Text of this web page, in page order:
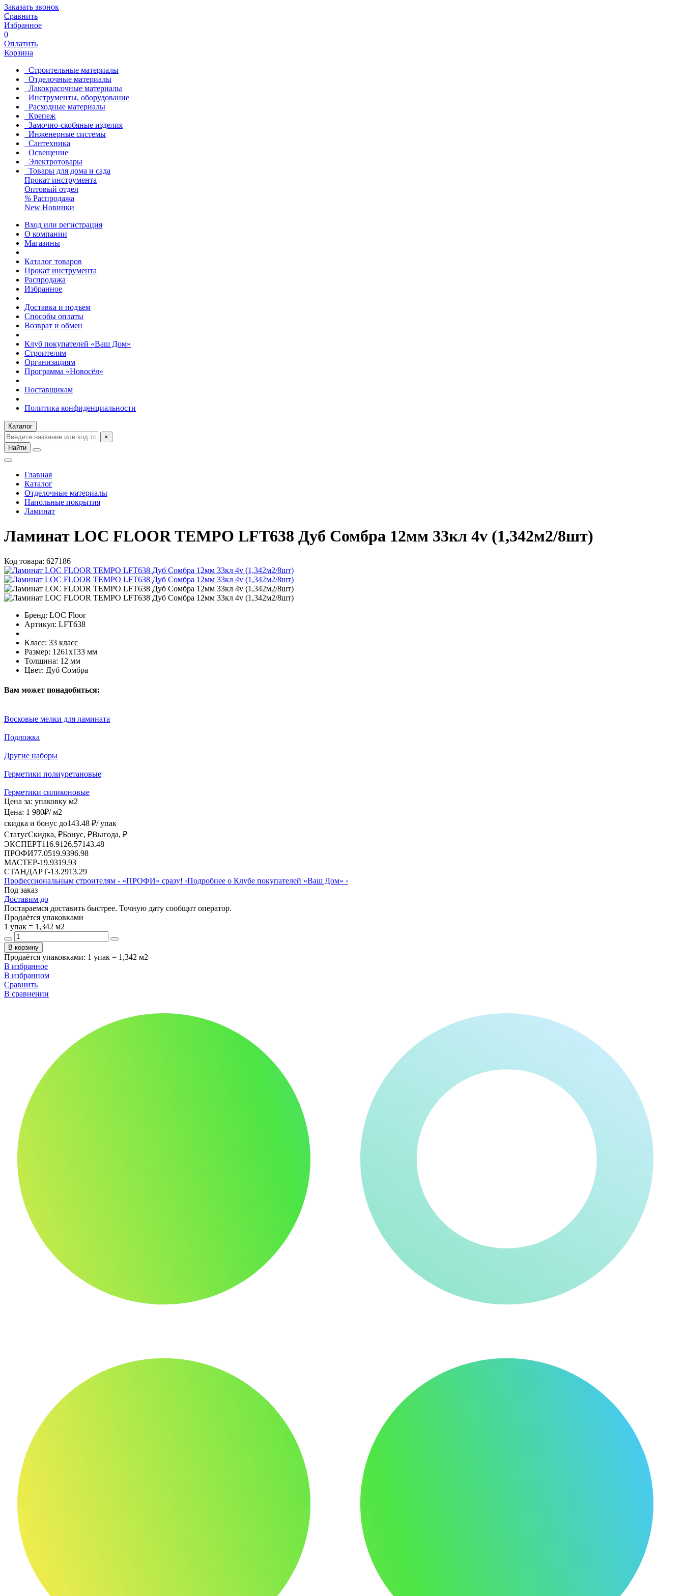
Заказать звонок
Сравнить
Избранное
0
Оплатить
Корзина
Строительные материалы
Отделочные материалы
Лакокрасочные материалы
Инструменты, оборудование
Расходные материалы
Крепеж
Замочно-скобяные изделия
Инженерные системы
Сантехника
Освещение
Электротовары
Товары для дома и сада
Прокат инструмента
Оптовый отдел
% Распродажа
New Новинки
Вход или регистрация
О компании
Магазины
Каталог товаров
Прокат инструмента
Распродажа
Избранное
Доставка и подъем
Способы оплаты
Возврат и обмен
Клуб покупателей «Ваш Дом»
Строителям
Организациям
Программа «Новосёл»
Поставщикам
Политика конфиденциальности
Каталог
×
Найти
Главная
Каталог
Отделочные материалы
Напольные покрытия
Ламинат
Ламинат LOC FLOOR TEMPO LFT638 Дуб Сомбра 12мм 33кл 4v (1,342м2/8шт)
Код товара: 627186
Бренд: LOC Floor
Артикул: LFT638
Класс: 33 класс
Размер: 1261x133 мм
Толщина: 12 мм
Цвет: Дуб Сомбра
Вам может понадобиться:
Восковые мелки для ламината
Подложка
Другие наборы
Герметики полиуретановые
Герметики силиконовые
Цена за: упаковку м2
Цена: 1 980₽/ м2
скидка и бонус до143.48 ₽/ упак
СтатусСкидка, ₽Бонус, ₽Выгода, ₽
ЭКСПЕРТ116.91 26.57143.48
ПРОФИ77.0519.9396.98
МАСТЕР-19.9319.93
СТАНДАРТ-13.2913.29
Профессиональным строителям - «ПРОФИ» сразу! ›Подробнее о Клубе покупателей «Ваш Дом» ›
Под заказ
Доставим до
Постараемся доставить быстрее. Точную дату сообщит оператор.
Продаётся упаковками
1 упак = 1,342 м2
В корзину
Продаётся упаковками: 1 упак = 1,342 м2
В избранное
В избранном
Сравнить
В сравнении